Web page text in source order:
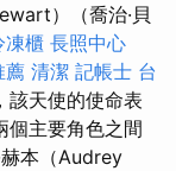
）（喬治·貝
凍櫃 長照中心
薦 清潔 記帳士 台
該天使的使命表
個主要角色之間
赫本（Audrey